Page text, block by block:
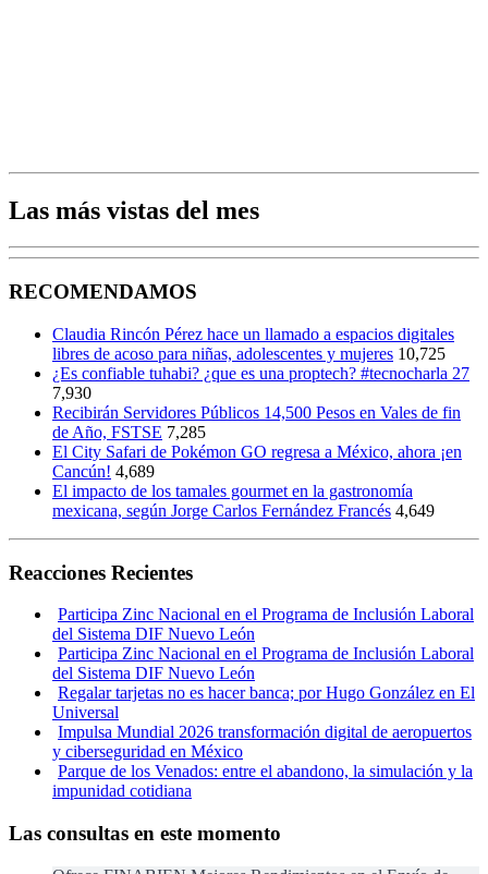
Las más vistas del mes
RECOMENDAMOS
Claudia Rincón Pérez hace un llamado a espacios digitales
libres de acoso para niñas, adolescentes y mujeres 10,725
¿Es confiable tuhabi? ¿que es una proptech? #tecnocharla 27
7,930
Recibirán Servidores Públicos 14,500 Pesos en Vales de fin
de Año, FSTSE 7,285
El City Safari de Pokémon GO regresa a México, ahora ¡en
Cancún! 4,689
El impacto de los tamales gourmet en la gastronomía
mexicana, según Jorge Carlos Fernández Francés 4,649
Reacciones Recientes
Participa Zinc Nacional en el Programa de Inclusión Laboral
del Sistema DIF Nuevo León
Participa Zinc Nacional en el Programa de Inclusión Laboral
del Sistema DIF Nuevo León
Regalar tarjetas no es hacer banca; por Hugo González en El
Universal
Impulsa Mundial 2026 transformación digital de aeropuertos
y ciberseguridad en México
Parque de los Venados: entre el abandono, la simulación y la
impunidad cotidiana
Las consultas en este momento